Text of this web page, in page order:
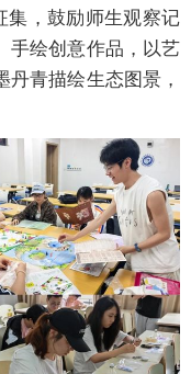
集，鼓励师生观察记
手绘创意作品，以艺
青描绘生态图景，